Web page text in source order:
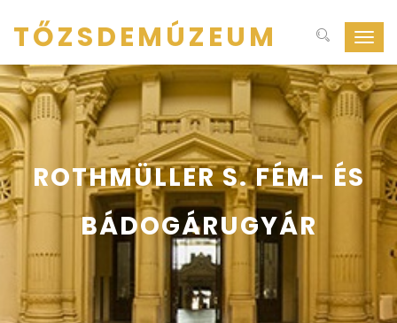
ki-
be
TŐZSDEMÚZEUM
ROTHMÜLLER S. FÉM- ÉS
BÁDOGÁRUGYÁR